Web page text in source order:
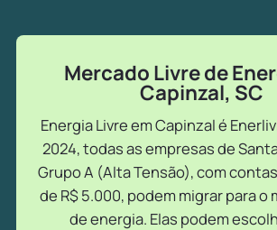
Mercado Livre de
Capinzal, SC
Energia Livre em Capinzal é
2024, todas as empresas de
Grupo A (Alta Tensão), com
de R$ 5.000, podem migrar para o
de energia. Elas podem